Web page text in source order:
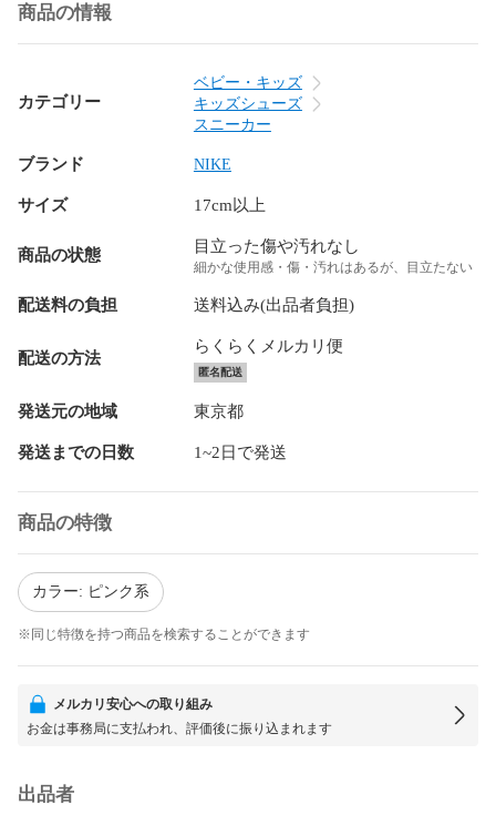
商品の情報
カテゴリー
ベビー・キッズ
キッズシューズ
スニーカー
ブランド NIKE
サイズ 17cm以上
商品の状態 目立った傷や汚れなし
細かな使用感・傷・汚れはあるが、目立たない
配送料の負担 送料込み(出品者負担)
配送の方法
らくらくメルカリ便
匿名配送
発送元の地域 東京都
発送までの日数 1~2日で発送
商品の特徴
カラー: ピンク系
※同じ特徴を持つ商品を検索することができます
メルカリ安心への取り組み
お金は事務局に支払われ、評価後に振り込まれます
出品者